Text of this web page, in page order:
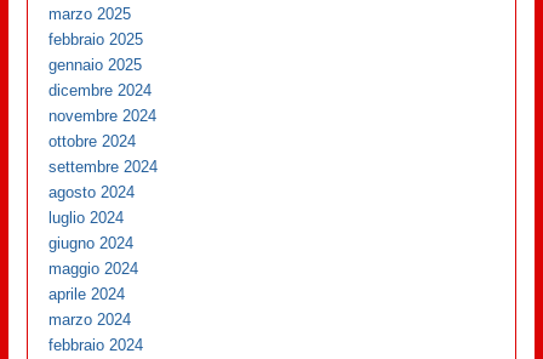
marzo 2025
febbraio 2025
gennaio 2025
dicembre 2024
novembre 2024
ottobre 2024
settembre 2024
agosto 2024
luglio 2024
giugno 2024
maggio 2024
aprile 2024
marzo 2024
febbraio 2024